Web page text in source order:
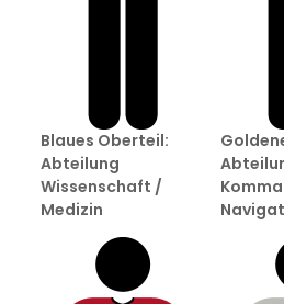
Blaues Oberteil:
Abteilung
Wissenschaft /
Medizin